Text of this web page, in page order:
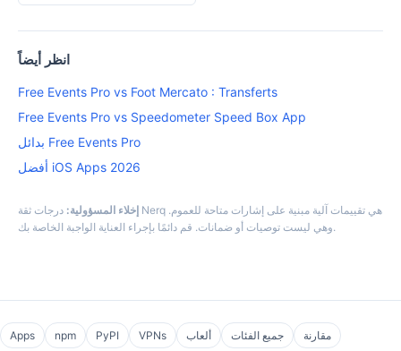
انظر أيضاً
Free Events Pro vs Foot Mercato : Transferts
Free Events Pro vs Speedometer Speed Box App
بدائل Free Events Pro
أفضل iOS Apps 2026
إخلاء المسؤولية: درجات ثقة Nerq هي تقييمات آلية مبنية على إشارات متاحة للعموم.
وهي ليست توصيات أو ضمانات. قم دائمًا بإجراء العناية الواجبة الخاصة بك.
Apps npm PyPI VPNs ألعاب جميع الفئات مقارنة